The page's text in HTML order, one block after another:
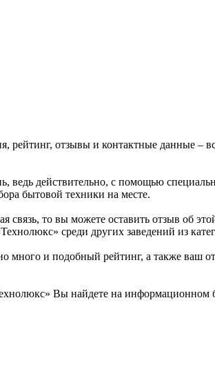
отзывы и контактные данные –
ведь действительно, с помощью
бытовой техники на месте.
то вы можете оставить отзыв об
среди других заведений из
и подобный рейтинг, а также ваш
Вы найдете на информационном